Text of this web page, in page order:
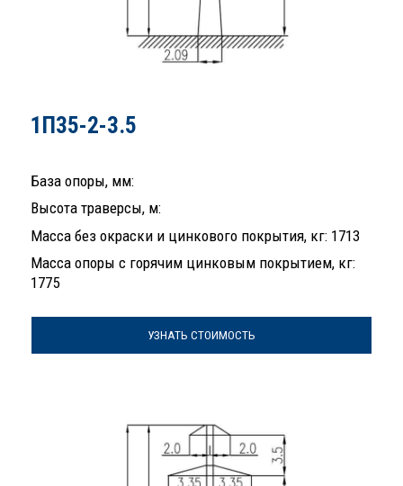
1П35-2-3.5
База опоры, мм:
Высота траверсы, м:
Масса без окраски и цинкового покрытия, кг: 1713
Масса опоры с горячим цинковым покрытием, кг:
1775
УЗНАТЬ СТОИМОСТЬ